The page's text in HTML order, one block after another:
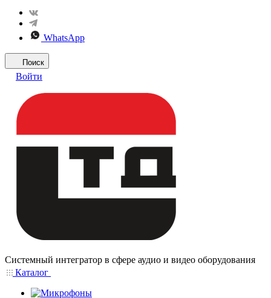
WhatsApp
Поиск
Войти
Системный интегратор в сфере аудио и видео оборудования
Каталог